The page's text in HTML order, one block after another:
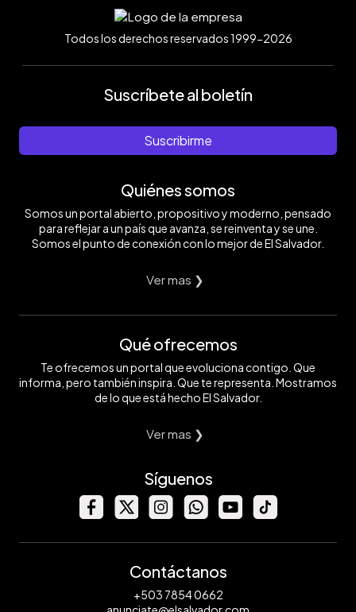
Todos los derechos reservados 1999-2026
Suscríbete al boletín
Suscribirme
Quiénes somos
Somos un portal abierto, propositivo y moderno, pensado
para reflejar a un país que avanza, se reinventa y se une.
Somos el punto de conexión con lo mejor de El Salvador.
Ver mas ❯
Qué ofrecemos
Te ofrecemos un portal que evoluciona contigo. Que
informa, pero también inspira. Que te representa. Mostramos
de lo que está hecho El Salvador.
Ver mas ❯
Síguenos
Contáctanos
+503 7854 0662